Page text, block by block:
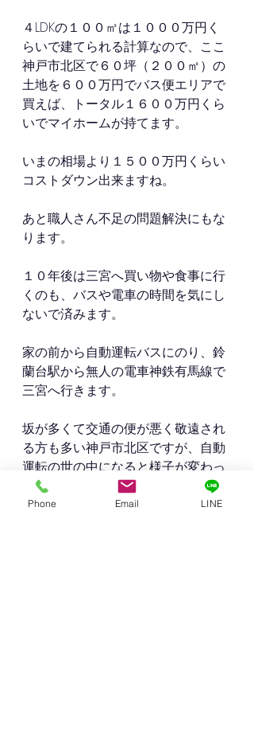
４LDKの１００㎡は１０００万円く
らいで建てられる計算なので、ここ
神戸市北区で６０坪（２００㎡）の
土地を６００万円でバス便エリアで
買えば、トータル１６００万円くら
いでマイホームが持てます。
いまの相場より１５００万円くらい
コストダウン出来ますね。
あと職人さん不足の問題解決にもな
ります。
１０年後は三宮へ買い物や食事に行
くのも、バスや電車の時間を気にし
ないで済みます。
家の前から自動運転バスにのり、鈴
蘭台駅から無人の電車神鉄有馬線で
三宮へ行きます。
坂が多くて交通の便が悪く敬遠され
る方も多い神戸市北区ですが、自動
運転の世の中になると様子が変わっ
て来るかも知れませんね。
Phone Email LINE